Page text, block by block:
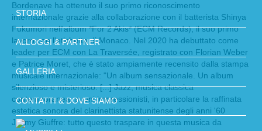
Bordenave ha ottenuto il suo primo riconoscimento
internazionale grazie alla collaborazione con il batterista Shinya
Fukumori nell'album *For 2 Akis* (ECM Records), il suo primo
lavoro con l'etichetta di Monaco. Nel 2020 ha debuttato come
leader per ECM con La Traversée, registrato con Florian Weber
e Patrice Moret, che è stato ampiamente recensito dalla stampa
musicale internazionale: "Un album sensazionale. Un album
silenzioso e misterioso. [...] Jazz, musica classica
contemporanea, suoni impressionisti, in particolare la raffinata
estetica sonora del clarinettista statunitense degli anni '60
Jimmy Giuffre: tutto questo traspare in questa musica da
STORIA
ALLOGGI & PARTNER
GALLERIA
CONTATTI & DOVE SIAMO